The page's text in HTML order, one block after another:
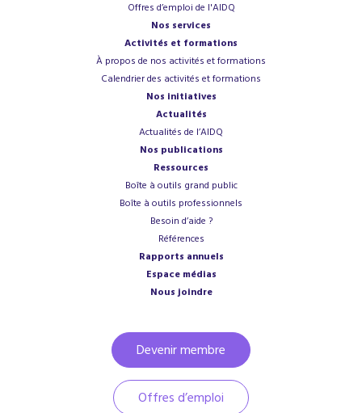
Offres d’emploi de l'AIDQ
Nos services
Activités et formations
À propos de nos activités et formations
Calendrier des activités et formations
Nos initiatives
Actualités
Actualités de l’AIDQ
Nos publications
Ressources
Boîte à outils grand public
Boîte à outils professionnels
Besoin d’aide ?
Références
Rapports annuels
Espace médias
Nous joindre
Devenir membre
Offres d’emploi